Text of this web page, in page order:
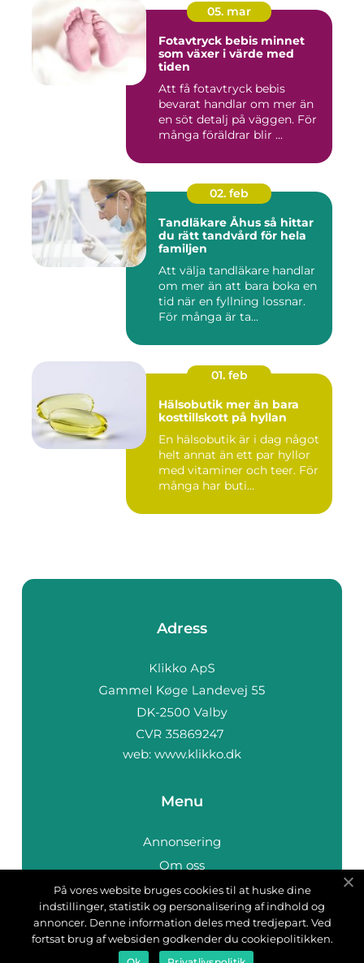
05. mar
Fotavtryck bebis minnet
som växer i värde med
tiden
Att få fotavtryck bebis
bevarat handlar om mer än
en söt detalj på väggen. För
många föräldrar blir ...
02. feb
Tandläkare Åhus så hittar
du rätt tandvård för hela
familjen
Att välja tandläkare handlar
om mer än att bara boka en
tid när en fyllning lossnar.
För många är ta...
01. feb
Hälsobutik mer än bara
kosttillskott på hyllan
En hälsobutik är i dag något
helt annat än ett par hyllor
med vitaminer och teer. För
många har buti...
Adress
web: www.klikko.dk
Menu
Annonsering
Om oss
Cookies
Kontakta oss
Sitemap
På vores website bruges cookies til at huske dine
indstillinger, statistik og personalisering af indhold og
annoncer. Denne information deles med tredjepart. Ved
fortsat brug af websiden godkender du cookiepolitikken.